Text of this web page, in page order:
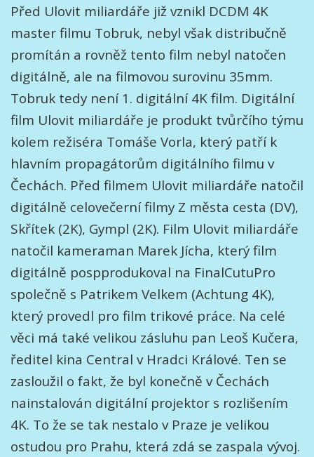
Před Ulovit miliardáře již vznikl DCDM 4K
master filmu Tobruk, nebyl však distribučně
promítán a rovněž tento film nebyl natočen
digitálně, ale na filmovou surovinu 35mm.
Tobruk tedy není 1. digitální 4K film. Digitální
film Ulovit miliardáře je produkt tvůrčího týmu
kolem režiséra Tomáše Vorla, který patří k
hlavním propagátorům digitálního filmu v
Čechách. Před filmem Ulovit miliardáře natočil
digitálně celovečerní filmy Z města cesta (DV),
Skřítek (2K), Gympl (2K). Film Ulovit miliardáře
natočil kameraman Marek Jícha, který film
digitálně pospprodukoval na FinalCutuPro
společně s Patrikem Velkem (Achtung 4K),
který provedl pro film trikové práce. Na celé
věci má také velikou zásluhu pan Leoš Kučera,
ředitel kina Central v Hradci Králové. Ten se
zasloužil o fakt, že byl konečně v Čechách
nainstalován digitální projektor s rozlišením
4K. To že se tak nestalo v Praze je velikou
ostudou pro Prahu, která zdá se zaspala vývoj.